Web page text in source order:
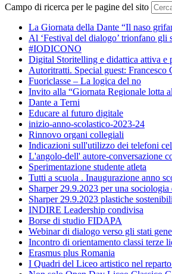
Campo di ricerca per le pagine del sito
La Giornata della Dante “Il naso
Al ‘Festival del dialogo’ trionfano gli
#IODICONO
Digital Storitelling e didattica attiva e
Autoritratti. Special guest:
Fuoriclasse – La logica del no
Invito alla “Giornata Regionale lotta
Dante a Terni
Educare al futuro digitale
inizio-anno-scolastico-2023-24
Rinnovo organi collegiali
Indicazioni sull'utilizzo dei telefoni
L'angolo-dell' autore-conversazione
Sperimentazione studente atleta
Tutti a scuola . Inaugurazione anno
Sharper 29.9.2023 per una
Sharper 29.9.2023 plastiche
INDIRE Leadership condivisa
Borse di studio FIDAPA
Webinar di dialogo verso gli stati
Incontro di orientamento classi terze
Erasmus plus Romania
I Quadri del Liceo artistico nel